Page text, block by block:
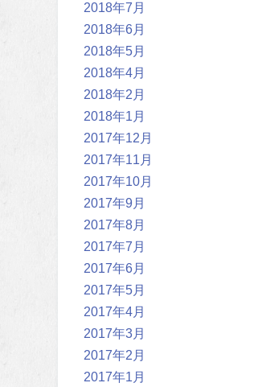
2018年7月
2018年6月
2018年5月
2018年4月
2018年2月
2018年1月
2017年12月
2017年11月
2017年10月
2017年9月
2017年8月
2017年7月
2017年6月
2017年5月
2017年4月
2017年3月
2017年2月
2017年1月